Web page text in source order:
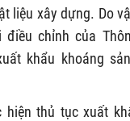
liệu xây dựng. Do
điều chỉnh của
khẩu khoáng
hiện thủ tục xuất